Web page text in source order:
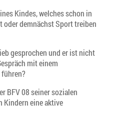
Kindes, welches schon in
oder demnächst Sport treiben
gesprochen und er ist nicht
mit einem
BFV 08 seiner sozialen
Kindern eine aktive